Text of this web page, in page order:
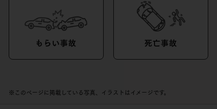
もらい事故 死亡事故
※このページに掲載している写真、イラストはイメージです。